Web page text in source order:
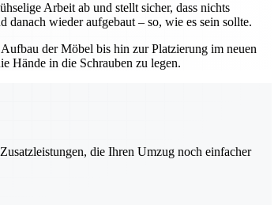
Arbeit ab und stellt sicher, dass nichts
wieder aufgebaut – so, wie es sein sollte.
der Möbel bis hin zur Platzierung im neuen
Hände in die Schrauben zu legen.
die Ihren Umzug noch einfacher